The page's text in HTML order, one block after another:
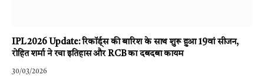
IPL 2026 Update: रिकॉर्ड्स की बारिश के साथ शुरू हुआ 19वां सीजन,
रोहित शर्मा ने रचा इतिहास और RCB का दबदबा कायम
30/03/2026